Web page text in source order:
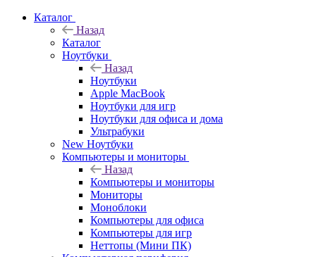
Каталог
Назад
Каталог
Ноутбуки
Назад
Ноутбуки
Apple MacBook
Ноутбуки для игр
Ноутбуки для офиса и дома
Ультрабуки
New Ноутбуки
Компьютеры и мониторы
Назад
Компьютеры и мониторы
Мониторы
Моноблоки
Компьютеры для офиса
Компьютеры для игр
Неттопы (Мини ПК)